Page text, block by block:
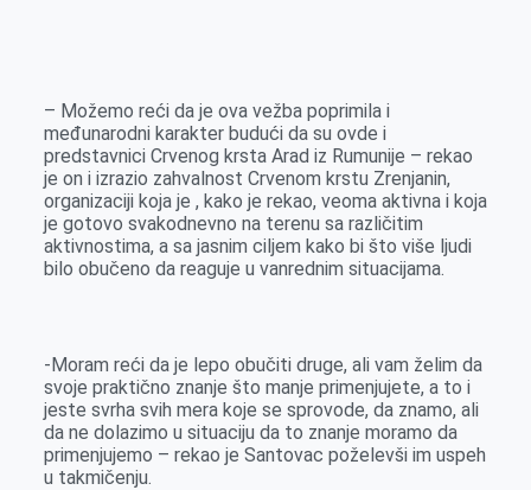
– Možemo reći da je ova vežba poprimila i
međunarodni karakter budući da su ovde i
predstavnici Crvenog krsta Arad iz Rumunije – rekao
je on i izrazio zahvalnost Crvenom krstu Zrenjanin,
organizaciji koja je , kako je rekao, veoma aktivna i koja
je gotovo svakodnevno na terenu sa različitim
aktivnostima, a sa jasnim ciljem kako bi što više ljudi
bilo obučeno da reaguje u vanrednim situacijama.
-Moram reći da je lepo obučiti druge, ali vam želim da
svoje praktično znanje što manje primenjujete, a to i
jeste svrha svih mera koje se sprovode, da znamo, ali
da ne dolazimo u situaciju da to znanje moramo da
primenjujemo – rekao je Santovac poželevši im uspeh
u takmičenju.